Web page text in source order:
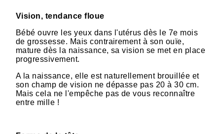
Vision, tendance floue
Bébé ouvre les yeux dans l'utérus dès le 7e mois
de grossesse. Mais contrairement à son ouïe,
mature dès la naissance, sa vision se met en place
progressivement.
A la naissance, elle est naturellement brouillée et
son champ de vision ne dépasse pas 20 à 30 cm.
Mais cela ne l'empêche pas de vous reconnaître
entre mille !